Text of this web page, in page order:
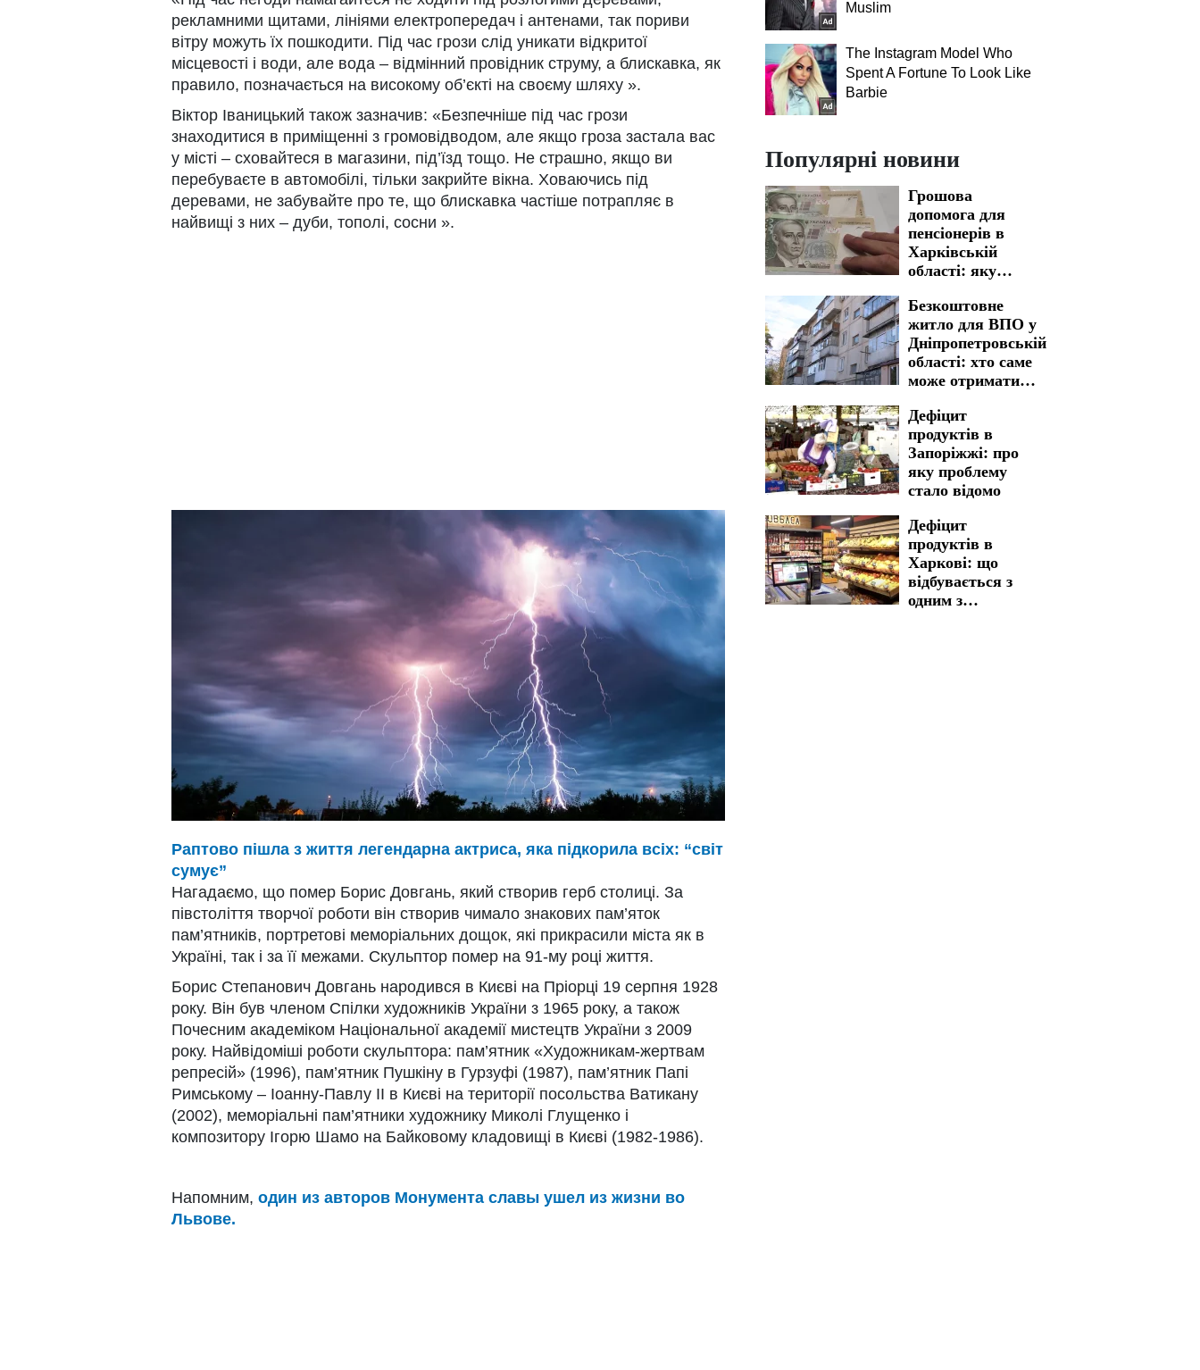
рекламними щитами, лініями електропередач і антенами, так пориви
вітру можуть їх пошкодити. Під час грози слід уникати відкритої
місцевості і води, але вода – відмінний провідник струму, а блискавка, як
правило, позначається на високому об’єкті на своєму шляху ».
Віктор Іваницький також зазначив: «Безпечніше під час грози
знаходитися в приміщенні з громовідводом, але якщо гроза застала вас
у місті – сховайтеся в магазини, під’їзд тощо. Не страшно, якщо ви
перебуваєте в автомобілі, тільки закрийте вікна. Ховаючись під
деревами, не забувайте про те, що блискавка частіше потрапляє в
найвищі з них – дуби, тополі, сосни ».
Раптово пішла з життя легендарна актриса, яка підкорила всіх: “світ
сумує”
Нагадаємо, що помер Борис Довгань, який створив герб столиці. За
півстоліття творчої роботи він створив чимало знакових пам’яток
пам’ятників, портретові меморіальних дощок, які прикрасили міста як в
Україні, так і за її межами. Скульптор помер на 91-му році життя.
Борис Степанович Довгань народився в Києві на Пріорці 19 серпня 1928
року. Він був членом Спілки художників України з 1965 року, а також
Почесним академіком Національної академії мистецтв України з 2009
року. Найвідоміші роботи скульптора: пам’ятник «Художникам-жертвам
репресій» (1996), пам’ятник Пушкіну в Гурзуфі (1987), пам’ятник Папі
Римському – Іоанну-Павлу II в Києві на території посольства Ватикану
(2002), меморіальні пам’ятники художнику Миколі Глущенко і
композитору Ігорю Шамо на Байковому кладовищі в Києві (1982-1986).
Напомним, один из авторов Монумента славы ушел из жизни во
Львове.
Muslim
The Instagram Model Who
Spent A Fortune To Look Like
Barbie
Популярні новини
Грошова
допомога для
пенсіонерів в
Харківській
області: яку
необхідно пройти
для отримання
виплат
Безкоштовне
житло для ВПО у
Дніпропетровській
області: хто саме
може отримати
Дефіцит
продуктів в
Запоріжжі: про
яку проблему
стало відомо
Дефіцит
продуктів в
Харкові: що
відбувається з
одним з